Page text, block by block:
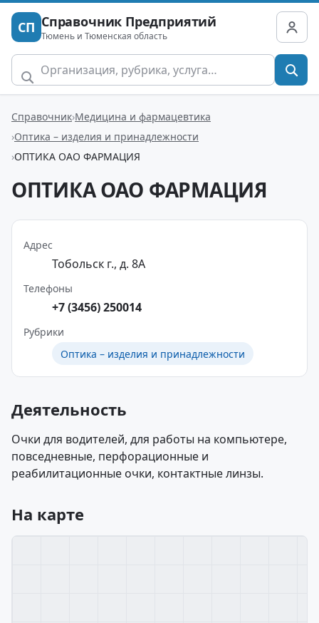
СП Справочник Предприятий
Тюмень и Тюменская область
Справочник Медицина и фармацевтика
Оптика – изделия и принадлежности
ОПТИКА ОАО ФАРМАЦИЯ
ОПТИКА ОАО ФАРМАЦИЯ
Адрес
Тобольск г., д. 8А
Телефоны
+7 (3456) 250014
Рубрики
Оптика – изделия и принадлежности
Деятельность
Очки для водителей, для работы на компьютере,
повседневные, перфорационные и
реабилитационные очки, контактные линзы.
На карте